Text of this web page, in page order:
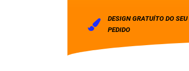
DESIGN GRATUÍTO DO SEU
PEDIDO